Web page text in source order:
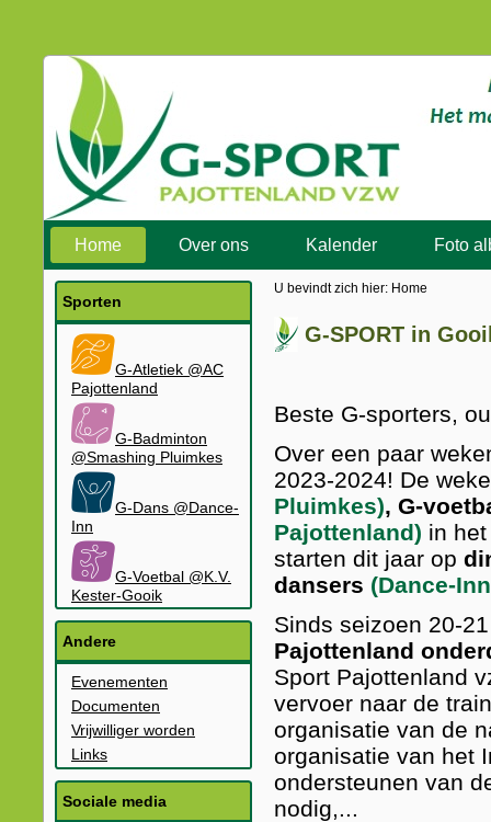
Home Over ons Kalender Foto
Sporten
G-Atletiek @AC
Pajottenland
G-Badminton
@Smashing Pluimkes
G-Dans @Dance-
Inn
G-Voetbal @K.V.
Kester-Gooik
Andere
Evenementen
Documenten
Vrijwilliger worden
Links
Sociale media
U bevindt zich hier: Home
G-SPORT in
Beste G-
Over een paar
2023-2024! De
Pluimkes), G-
Pajottenland) in
starten dit jaar op
dansers (Dance-
Sinds seizoen 20-
Pajottenland
Sport Pajottenland
vervoer naar de
organisatie van de
organisatie van het
ondersteunen van
nodig,...